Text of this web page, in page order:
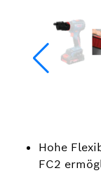
Hohe
FC2